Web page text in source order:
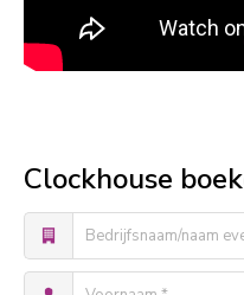
Clockhouse